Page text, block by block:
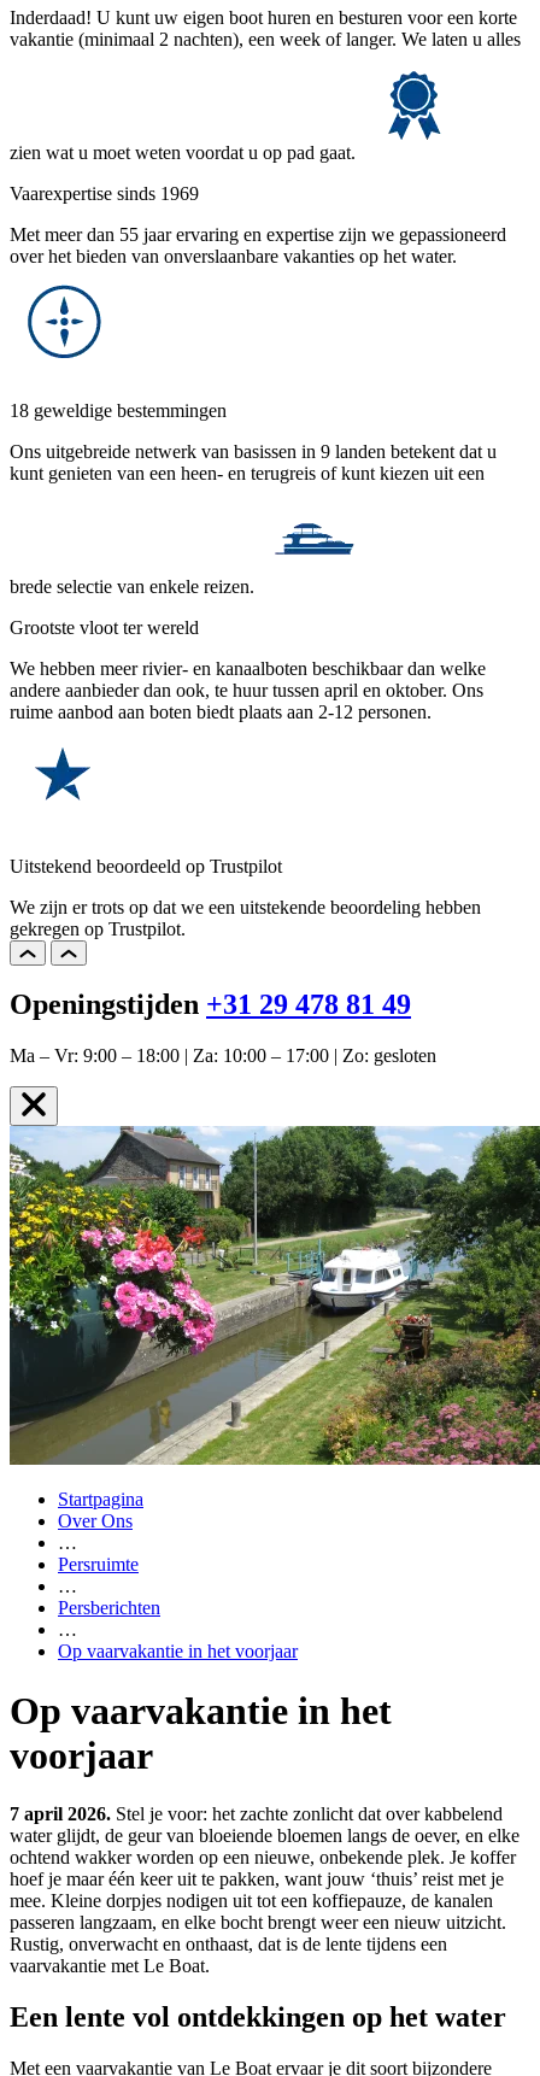
Inderdaad! U kunt uw eigen boot huren en besturen voor een korte
vakantie (minimaal 2 nachten), een week of langer. We laten u alles
zien wat u moet weten voordat u op pad gaat.
Vaarexpertise sinds 1969
Met meer dan 55 jaar ervaring en expertise zijn we gepassioneerd
over het bieden van onverslaanbare vakanties op het water.
18 geweldige bestemmingen
Ons uitgebreide netwerk van basissen in 9 landen betekent dat u
kunt genieten van een heen- en terugreis of kunt kiezen uit een
brede selectie van enkele reizen.
Grootste vloot ter wereld
We hebben meer rivier- en kanaalboten beschikbaar dan welke
andere aanbieder dan ook, te huur tussen april en oktober. Ons
ruime aanbod aan boten biedt plaats aan 2-12 personen.
Uitstekend beoordeeld op Trustpilot
We zijn er trots op dat we een uitstekende beoordeling hebben
gekregen op Trustpilot.
Openingstijden +31 29 478 81 49
Ma – Vr: 9:00 – 18:00 | Za: 10:00 – 17:00 | Zo: gesloten
Startpagina
Over Ons
…
Persruimte
…
Persberichten
…
Op vaarvakantie in het voorjaar
Op vaarvakantie in het
voorjaar
7 april 2026. Stel je voor: het zachte zonlicht dat over kabbelend
water glijdt, de geur van bloeiende bloemen langs de oever, en elke
ochtend wakker worden op een nieuwe, onbekende plek. Je koffer
hoef je maar één keer uit te pakken, want jouw ‘thuis’ reist met je
mee. Kleine dorpjes nodigen uit tot een koffiepauze, de kanalen
passeren langzaam, en elke bocht brengt weer een nieuw uitzicht.
Rustig, onverwacht en onthaast, dat is de lente tijdens een
vaarvakantie met Le Boat.
Een lente vol ontdekkingen op het water
Met een vaarvakantie van Le Boat ervaar je dit soort bijzondere